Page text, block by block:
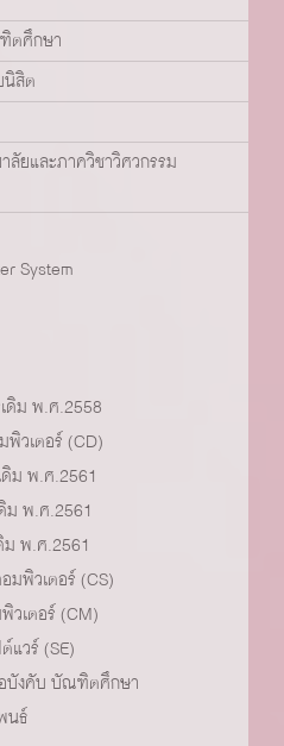
ตศึกษา
สิต
ยและภาควิชาวิศวกรรม
System
ดิม พ.ศ.2558
พิวเตอร์ (CD)
ม พ.ศ.2561
ม พ.ศ.2561
ม พ.ศ.2561
มพิวเตอร์ (CS)
วเตอร์ (CM)
แวร์ (SE)
บังคับ บัณฑิตศึกษา
นธ์